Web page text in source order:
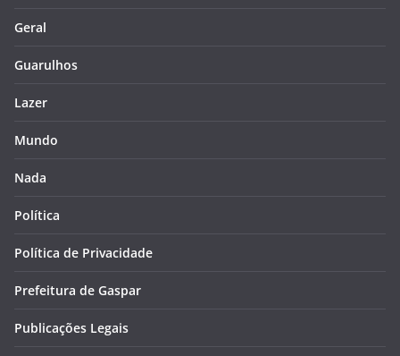
Geral
Guarulhos
Lazer
Mundo
Nada
Política
Política de Privacidade
Prefeitura de Gaspar
Publicações Legais